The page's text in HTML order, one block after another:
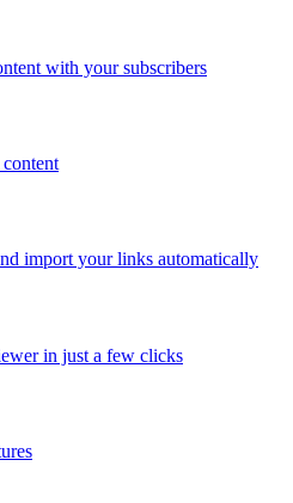
with your subscribers
import your links automatically
in just a few clicks